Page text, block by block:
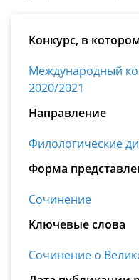
Конкурс, в
Международный
2020/2021
Направление
Филологические
Форма
Сочинение
Ключевые слова
Сочинение о